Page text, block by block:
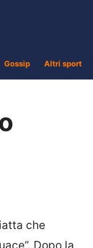
Gossip Altri sport
che